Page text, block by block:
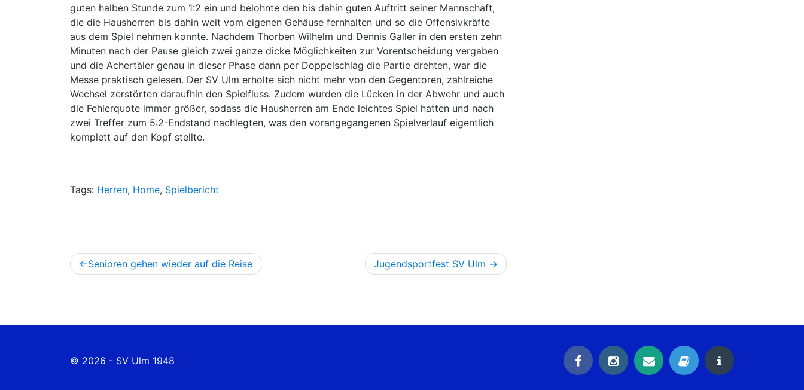
guten halben Stunde zum 1:2 ein und belohnte den bis dahin guten Auftritt seiner Mannschaft,
die die Hausherren bis dahin weit vom eigenen Gehäuse fernhalten und so die Offensivkräfte
aus dem Spiel nehmen konnte. Nachdem Thorben Wilhelm und Dennis Galler in den ersten zehn
Minuten nach der Pause gleich zwei ganze dicke Möglichkeiten zur Vorentscheidung vergaben
und die Achertäler genau in dieser Phase dann per Doppelschlag die Partie drehten, war die
Messe praktisch gelesen. Der SV Ulm erholte sich nicht mehr von den Gegentoren, zahlreiche
Wechsel zerstörten daraufhin den Spielfluss. Zudem wurden die Lücken in der Abwehr und auch
die Fehlerquote immer größer, sodass die Hausherren am Ende leichtes Spiel hatten und nach
zwei Treffer zum 5:2-Endstand nachlegten, was den vorangegangenen Spielverlauf eigentlich
komplett auf den Kopf stellte.
Tags: Herren, Home, Spielbericht
Beitragsnavigation
Senioren gehen wieder auf die Reise Jugendsportfest SV Ulm
© 2026 - SV Ulm 1948